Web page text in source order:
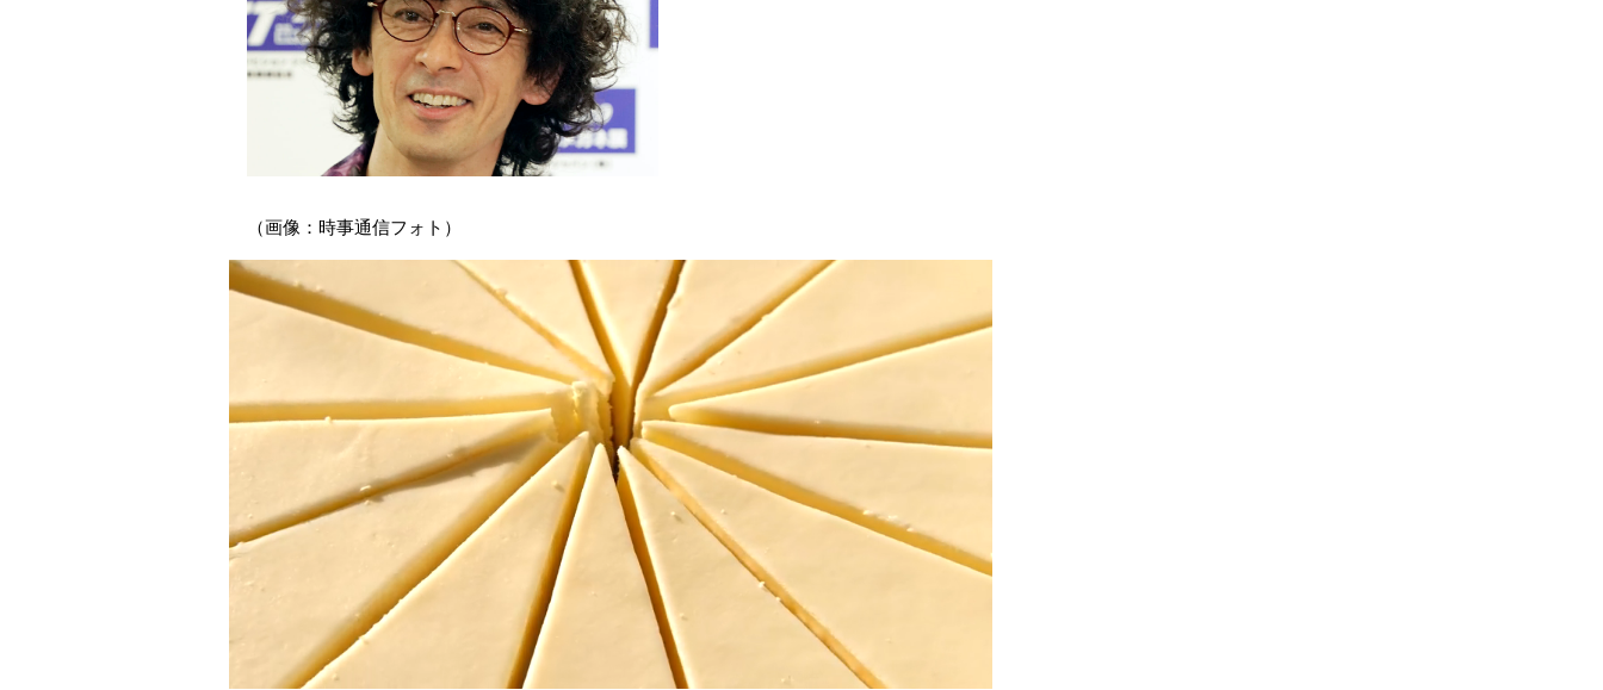
（画像：時事通信フォト）